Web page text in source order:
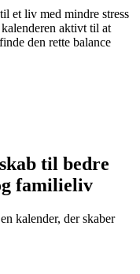
et liv med mindre stress
aktivt til at
den rette balance
til bedre
familieliv
kalender, der skaber